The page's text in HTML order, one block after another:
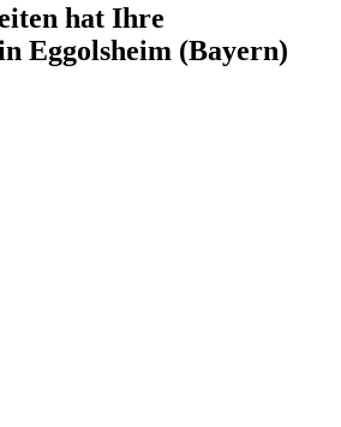
hat Ihre
Eggolsheim (Bayern)